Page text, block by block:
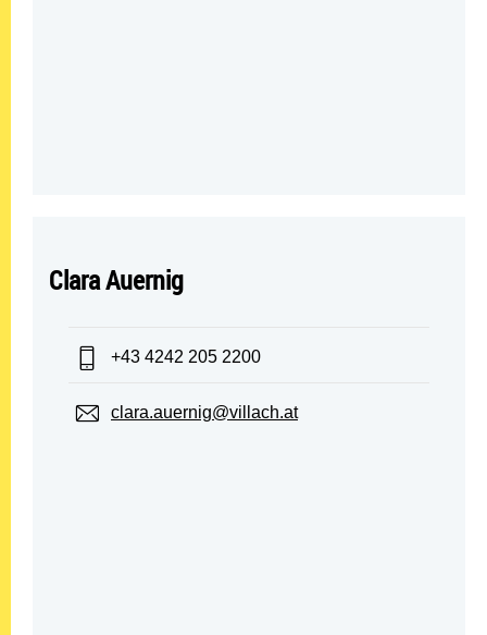
Clara Auernig
Telefon:
+43 4242 205 2200
E-Mail:
clara.auernig@villach.at